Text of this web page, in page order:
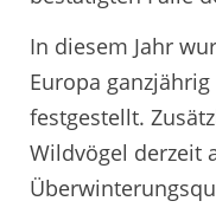
In diesem Jahr
Europa
festgestellt.
Wildvögel derzeit